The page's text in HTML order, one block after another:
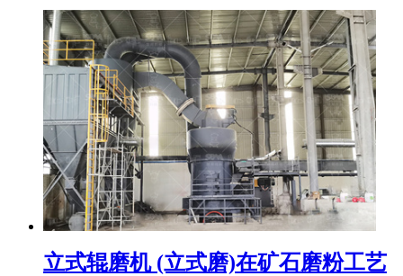
立式辊磨机 (立式磨)在矿石磨粉工艺